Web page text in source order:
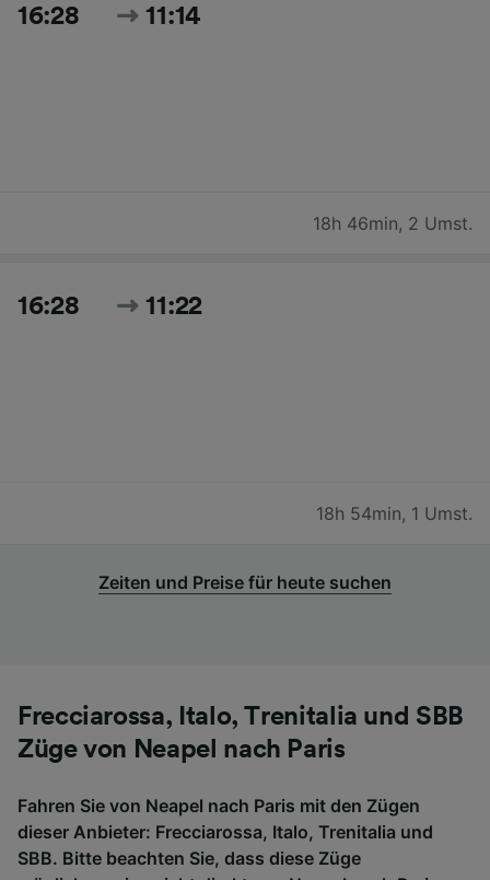
16:28 11:14
18h 46min, 2 Umst.
16:28 11:22
18h 54min, 1 Umst.
Zeiten und Preise für heute suchen
Frecciarossa, Italo, Trenitalia und SBB
Züge von Neapel nach Paris
Fahren Sie von Neapel nach Paris mit den Zügen
dieser Anbieter: Frecciarossa, Italo, Trenitalia und
SBB. Bitte beachten Sie, dass diese Züge